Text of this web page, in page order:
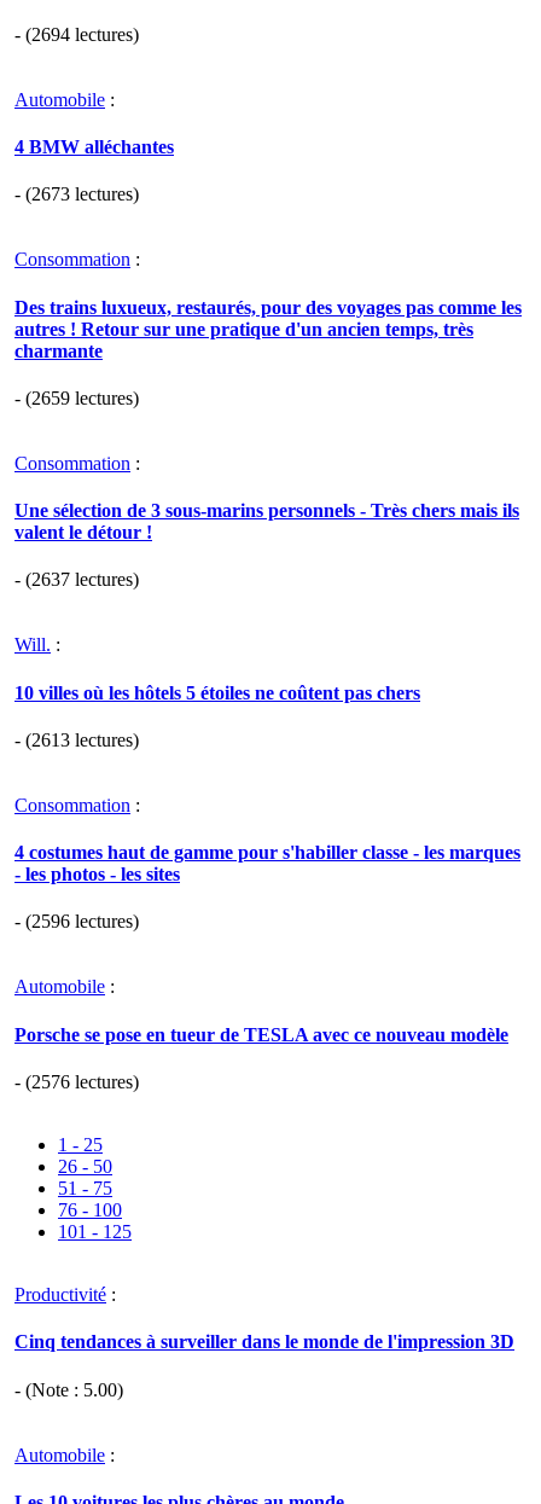
- (2694 lectures)
Automobile :
4 BMW alléchantes
- (2673 lectures)
Consommation :
Des trains luxueux, restaurés, pour des voyages pas comme les
autres ! Retour sur une pratique d'un ancien temps, très
charmante
- (2659 lectures)
Consommation :
Une sélection de 3 sous-marins personnels - Très chers mais ils
valent le détour !
- (2637 lectures)
Will. :
10 villes où les hôtels 5 étoiles ne coûtent pas chers
- (2613 lectures)
Consommation :
4 costumes haut de gamme pour s'habiller classe - les marques
- les photos - les sites
- (2596 lectures)
Automobile :
Porsche se pose en tueur de TESLA avec ce nouveau modèle
- (2576 lectures)
1 - 25
26 - 50
51 - 75
76 - 100
101 - 125
Productivité :
Cinq tendances à surveiller dans le monde de l'impression 3D
- (Note : 5.00)
Automobile :